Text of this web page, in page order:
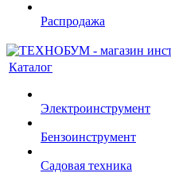
Распродажа
Каталог
Электроинструмент
Бензоинструмент
Садовая техника